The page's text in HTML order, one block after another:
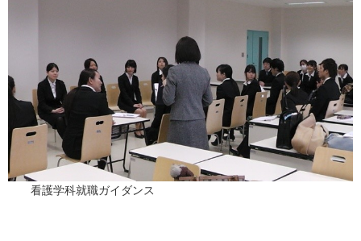
看護学科就職ガイダンス